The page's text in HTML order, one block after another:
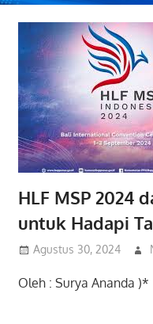
HLF MSP 2024
untuk Hadapi
Agustus 30, 2024
Oleh : Surya Ananda )*